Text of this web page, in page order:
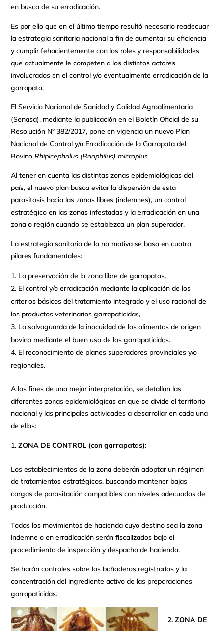
en busca de su erradicación.
Es por ello que en el último tiempo resultó necesario readecuar
la estrategia sanitaria nacional a fin de aumentar su eficiencia
y cumplir fehacientemente con los roles y responsabilidades
que actualmente le competen a los distintos actores
involucrados en el control y/o eventualmente erradicación de la
garrapata.
El Servicio Nacional de Sanidad y Calidad Agroalimentaria
(Senasa), mediante la publicación en el Boletín Oficial de su
Resolución N° 382/2017, pone en vigencia un nuevo Plan
Nacional de Control y/o Erradicación de la Garrapata del
BovinoRhipicephalus (Boophilus) microplus.
Al tener en cuenta las distintas zonas epidemiológicas del
país, el nuevo plan busca evitar la dispersión de esta
parasitosis hacia las zonas libres (indemnes), un control
estratégico en las zonas infestadas y la erradicación en una
zona o región cuando se establezca un plan superador.
La estrategia sanitaria de la normativa se basa en cuatro
pilares fundamentales:
La preservación de la zona libre de garrapatas,
El control y/o erradicación mediante la aplicación de los
criterios básicos del tratamiento integrado y el uso racional de
los productos veterinarios garrapaticidas,
La salvaguarda de la inocuidad de los alimentos de origen
bovino mediante el buen uso de los garrapaticidas.
El reconocimiento de planes superadores provinciales y/o
regionales.
A los fines de una mejor interpretación, se detallan las
diferentes zonas epidemiológicas en que se divide el territorio
nacional y las principales actividades a desarrollar en cada una
de ellas:
ZONA DE CONTROL (con garrapatas):
Los establecimientos de la zona deberán adoptar un régimen
de tratamientos estratégicos, buscando mantener bajas
cargas de parasitación compatibles con niveles adecuados de
producción.
Todos los movimientos de hacienda cuyo destino sea la zona
indemne o en erradicación serán fiscalizados bajo el
procedimiento de inspección y despacho de hacienda.
Se harán controles sobre los bañaderos registrados y la
concentración del ingrediente activo de las preparaciones
garrapaticidas.
2. ZONA DE